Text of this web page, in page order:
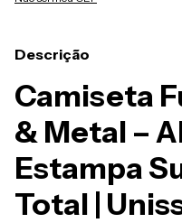
Descrição
Camiseta
& Metal –
Estampa
Total |